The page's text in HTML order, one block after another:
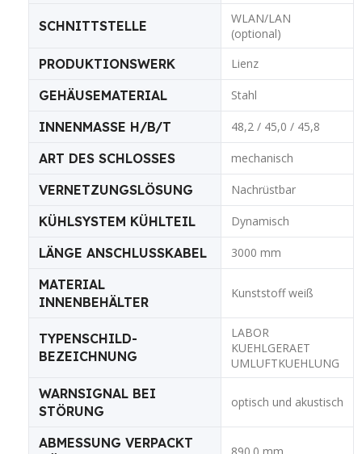
SCHNITTSTELLE
WLAN/LAN
(optional)
PRODUKTIONSWERK Lienz
GEHÄUSEMATERIAL Stahl
INNENMASSE H/B/T 48,2 / 45,0 / 45,8
ART DES SCHLOSSES mechanisch
VERNETZUNGSLÖSUNG Nachrüstbar
KÜHLSYSTEM KÜHLTEIL Dynamisch
LÄNGE ANSCHLUSSKABEL 3000 mm
MATERIAL
INNENBEHÄLTER
Kunststoff weiß
TYPENSCHILD-
BEZEICHNUNG
LABOR
KUEHLGERAET
UMLUFTKUEHLUNG
WARNSIGNAL BEI
STÖRUNG
optisch und akustisch
ABMESSUNG VERPACKT